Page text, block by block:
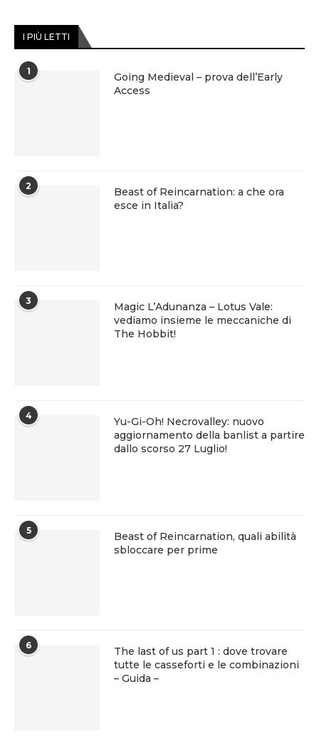
I PIÙ LETTI
1
Going Medieval – prova dell’Early
Access
2
Beast of Reincarnation: a che ora
esce in Italia?
3
Magic L’Adunanza – Lotus Vale:
vediamo insieme le meccaniche di
The Hobbit!
4
Yu-Gi-Oh! Necrovalley: nuovo
aggiornamento della banlist a partire
dallo scorso 27 Luglio!
5
Beast of Reincarnation, quali abilità
sbloccare per prime
6
The last of us part 1 : dove trovare
tutte le casseforti e le combinazioni
– Guida –